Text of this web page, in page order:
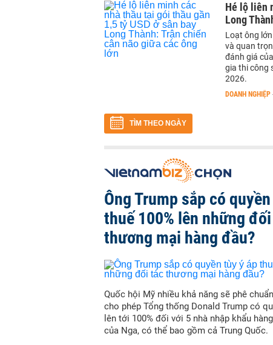
Hé lộ liên
Long
Loạt ông
và quan
đánh giá
gia thi công
2026.
DOANH NGHIỆP
TÌM THEO NGÀY
Ông Trump sắp có
thuế 100% lên những
thương mại hàng đầu?
Quốc hội Mỹ nhiều khả năng sẽ phê
cho phép Tổng thống Donald Trump có
lên tới 100% đối với 5 nhà nhập khẩu
của Nga, có thể bao gồm cả Trung Quốc.